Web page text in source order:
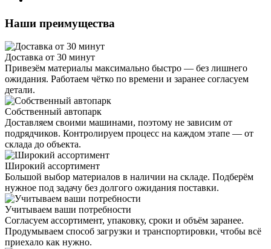
Наши преимущества
Доставка от 30 минут
Привезём материалы максимально быстро — без лишнего
ожидания. Работаем чётко по времени и заранее согласуем
детали.
Собственный автопарк
Доставляем своими машинами, поэтому не зависим от
подрядчиков. Контролируем процесс на каждом этапе — от
склада до объекта.
Широкий ассортимент
Большой выбор материалов в наличии на складе. Подберём
нужное под задачу без долгого ожидания поставки.
Учитываем ваши потребности
Согласуем ассортимент, упаковку, сроки и объём заранее.
Продумываем способ загрузки и транспортировки, чтобы всё
приехало как нужно.